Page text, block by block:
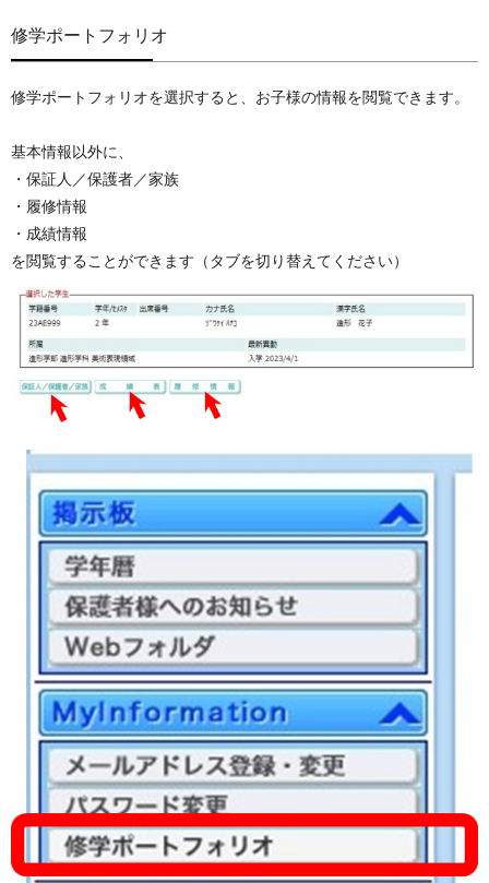
修学ポートフォリオ
修学ポートフォリオを選択すると、お子様の情報を閲覧できます。
基本情報以外に、
・保証人／保護者／家族
・履修情報
・成績情報
を閲覧することができます（タブを切り替えてください）